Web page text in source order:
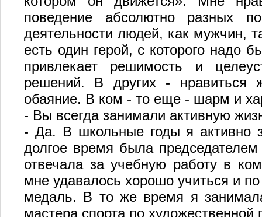
поведение абсолютно разных
деятельности людей, как мужчин,
есть один герой, с которого надо
привлекает решимость и
решений. В других - нравиться
обаяние. В ком - то еще - шарм и
- Вы всегда занимали активную
- Да. В школьные годы я активно
долгое время была
отвечала за учебную работу в
мне удавалось хорошо учиться и
медаль. В то же время я
мастера спорта по художественной